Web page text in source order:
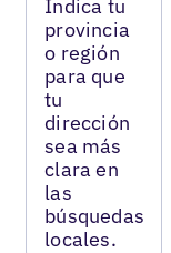
Indica tu
provincia
o región
para que
tu
dirección
sea más
clara en
las
búsquedas
locales.